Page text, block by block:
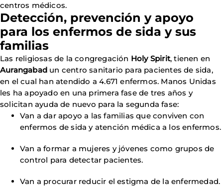
centros médicos.
Detección, prevención y apoyo
para los enfermos de sida y sus
familias
Las religiosas de la congregación Holy Spirit, tienen en
Aurangabad un centro sanitario para pacientes de sida,
en el cual han atendido a 4.671 enfermos. Manos Unidas
les ha apoyado en una primera fase de tres años y
solicitan ayuda de nuevo para la segunda fase:
Van a dar apoyo a las familias que conviven con
enfermos de sida y atención médica a los enfermos.
Van a formar a mujeres y jóvenes como grupos de
control para detectar pacientes.
Van a procurar reducir el estigma de la enfermedad.